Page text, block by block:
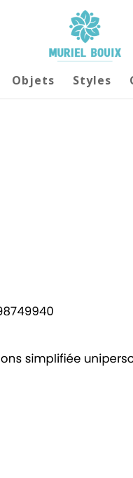
Objets Styles